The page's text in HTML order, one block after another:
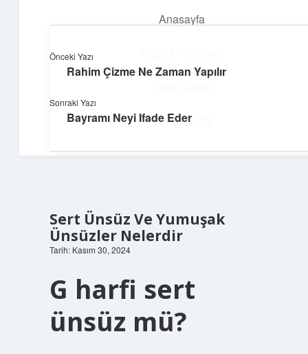
Anasayfa
Hakkımızda
Neşeli Fikir Köşesi
Hayatına neşe katan kısa hikayeler!
Sert Ünsüz Ve Yumuşak
Ünsüzler Nelerdir
Tarih: Kasım 30, 2024
G harfi sert
ünsüz mü?
Önceki Yazı
Rahim Çizme Ne Zaman Yapılır
Sonraki Yazı
Bayramı Neyi Ifade Eder